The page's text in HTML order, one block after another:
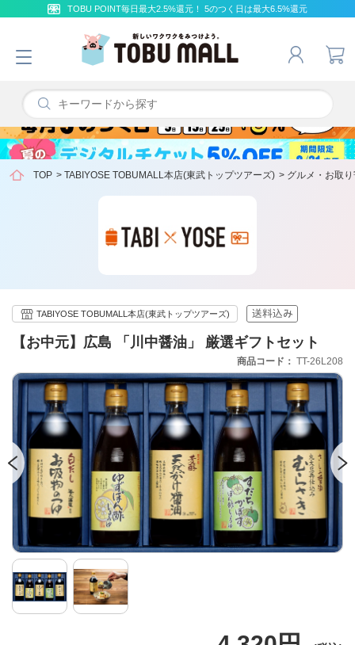
TOBU POINT毎日最大2.5%還元！ 5のつく日は最大6.5%還元
TOP > TABIYOSE TOBUMALL本店(東武トップツアーズ) > グルメ・お取
【お中元】広島 「川中醤油」 厳選ギフトセット
TABIYOSE TOBUMALL本店(東武トップツアーズ)
商品コード TT-26L208